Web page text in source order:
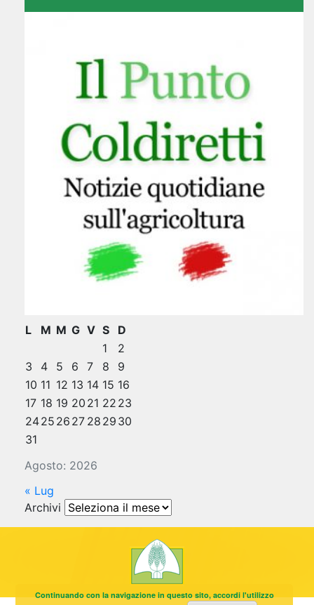
Agosto: 2026
L M M G V S
D
1
2
3
4 5 6 7 8
9
10 11 12 13 14 15 16
17 18 19 20 21 22 23
2425 26 27 28 29 30
31
« Lug
Archivi Archivi
Continuando con la navigazione in questo sito, accordi l'utilizzo